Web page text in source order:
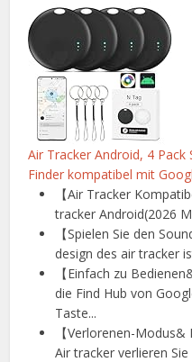
Air Tracker Android, 4
Finder kompatibel mit
【Air Tracker
tracker Android(2026
【Spielen Sie den
design des air tracker
【Einfach zu
die Find Hub von
Taste...
【Verlorenen-
Air tracker verlieren